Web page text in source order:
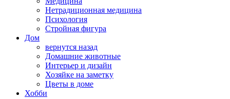
Нетрадиционная медицина
Психология
Стройная фигура
Дом
вернутся назад
Домашние животные
Интерьер и дизайн
Хозяйке на заметку
Цветы в доме
Хобби